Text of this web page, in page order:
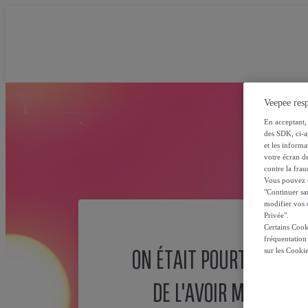
ON ÉTAIT POURTANT
DE L'AVOIR MISE ICI !
Veepee
En
des SDK, ci-
et les
votre écran
contre la
Vous pouvez
"Continuer
modifier vos
Privée".
Certains
fréquentation
sur les